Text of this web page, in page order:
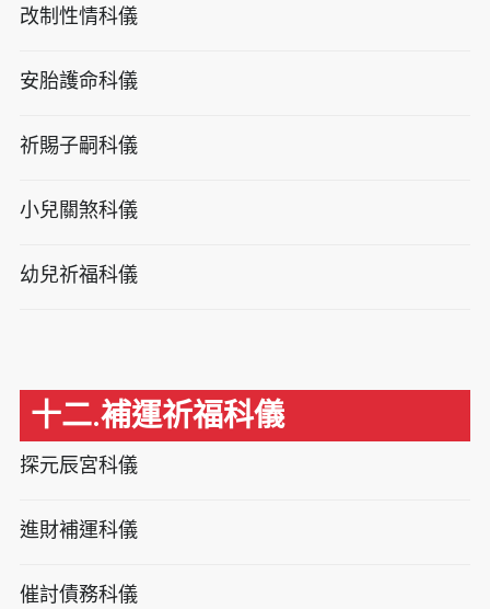
改制性情科儀
安胎護命科儀
祈賜子嗣科儀
小兒關煞科儀
幼兒祈福科儀
十二.補運祈福科儀
探元辰宮科儀
進財補運科儀
催討債務科儀